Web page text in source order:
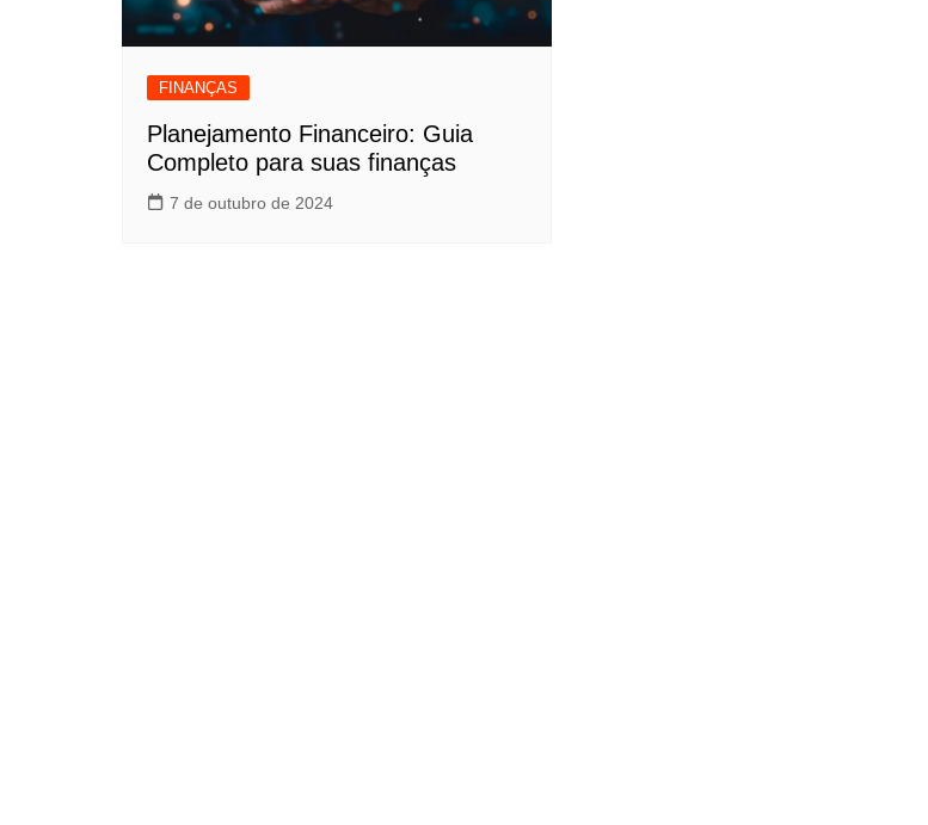
FINANÇAS
Planejamento Financeiro: Guia
Completo para suas finanças
7 de outubro de 2024